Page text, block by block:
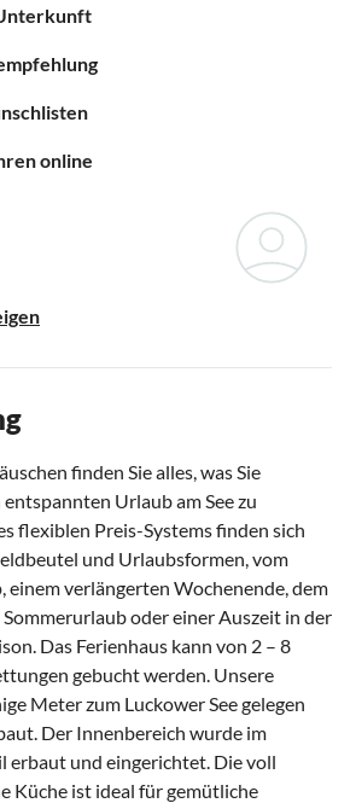
online
finden Sie alles, was Sie
Urlaub am See zu
flexiblen Preis-Systems finden sich
und Urlaubsformen, vom
verlängerten Wochenende, dem
oder einer Auszeit in der
Das Ferienhaus kann von 2 – 8
gebucht werden. Unsere
Meter zum Luckower See gelegen
Der Innenbereich wurde im
erbaut und eingerichtet. Die voll
Küche ist ideal für gemütliche